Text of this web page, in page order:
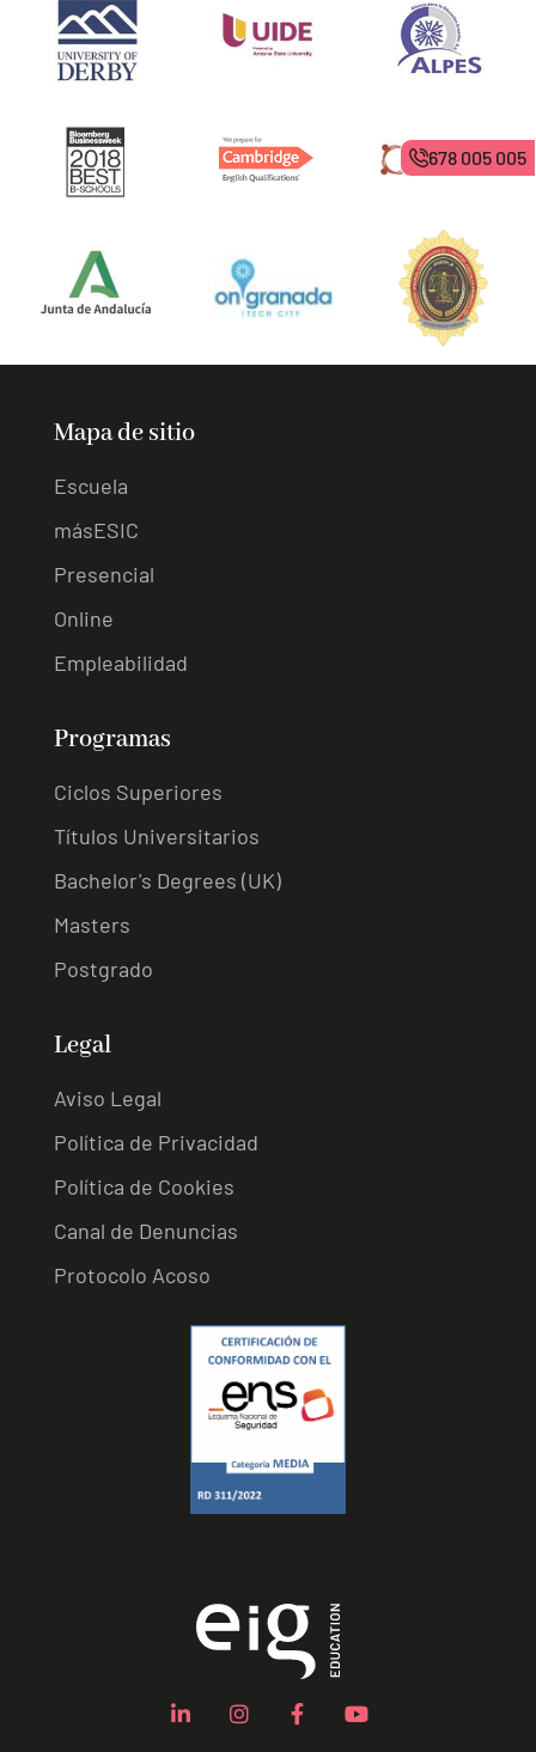
Mapa de sitio
Escuela
másESIC
Presencial
Online
Empleabilidad
Programas
Ciclos Superiores
Títulos Universitarios
Bachelor's Degrees (UK)
Masters
Postgrado
Legal
Aviso Legal
Política de Privacidad
Política de Cookies
Canal de Denuncias
Protocolo Acoso
678 005 005
L
I
F
a
Y